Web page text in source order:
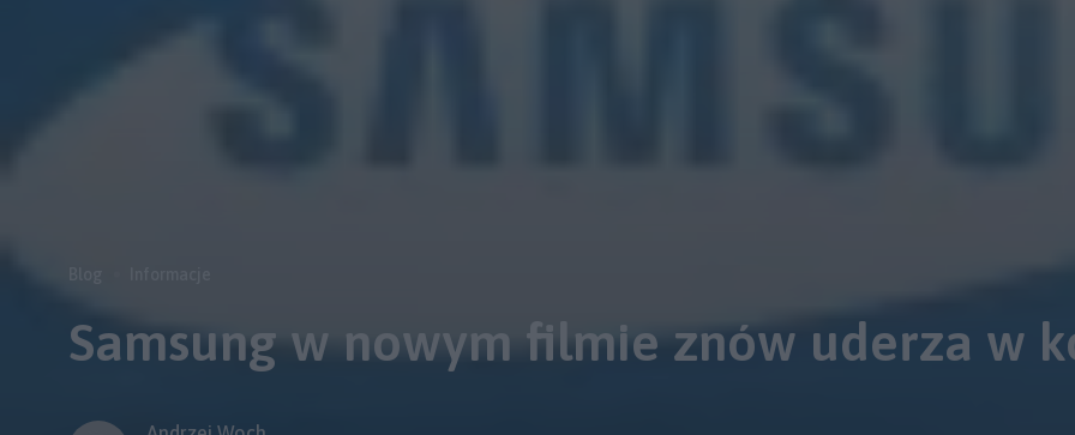
Samsung w nowym filmie znów uderza w